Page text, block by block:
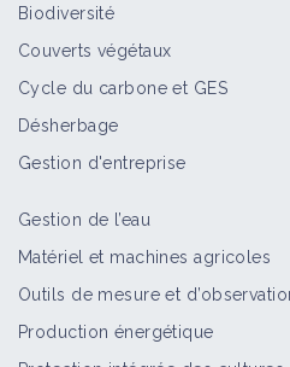
Biodiversité
Couverts végétaux
Cycle du carbone et GES
Désherbage
Gestion d'entreprise
Gestion de l’eau
Matériel et machines agricoles
Outils de mesure et
Production énergétique